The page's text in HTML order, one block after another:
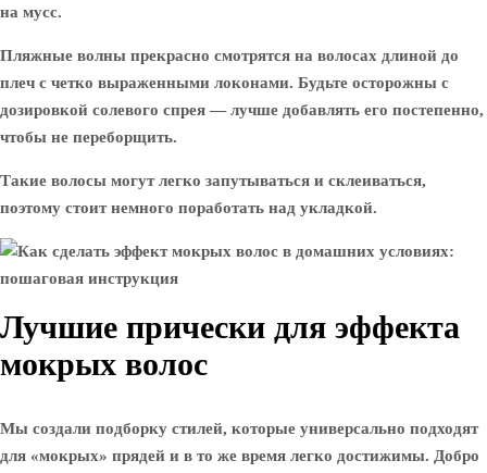
на мусс.
Пляжные волны прекрасно смотрятся на волосах длиной до
плеч с четко выраженными локонами. Будьте осторожны с
дозировкой солевого спрея — лучше добавлять его постепенно,
чтобы не переборщить.
Такие волосы могут легко запутываться и склеиваться,
поэтому стоит немного поработать над укладкой.
Лучшие прически для эффекта
мокрых волос
Мы создали подборку стилей, которые универсально подходят
для «мокрых» прядей и в то же время легко достижимы. Добро